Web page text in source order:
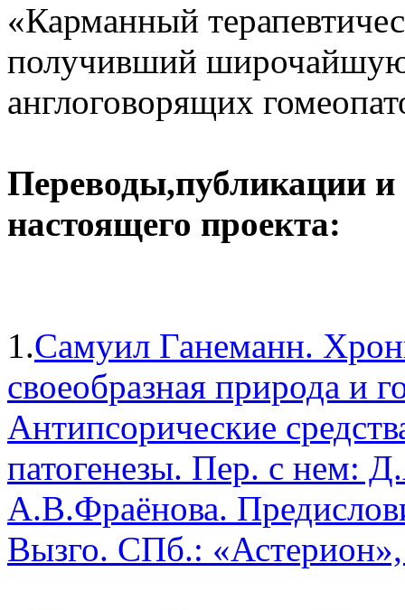
«Карманный
получивший широчайшую
англоговорящих
Переводы,публикации
настоящего проекта:
1.Самуил Ганеманн.
своеобразная природа и
Антипсорические
патогенезы. Пер. с нем:
А.В.Фраёнова.
Вызго. СПб.: